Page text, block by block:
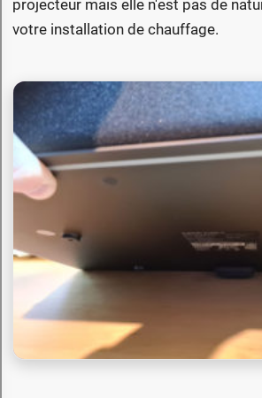
projecteur mais elle n'est pas de
votre installation de chauffage.